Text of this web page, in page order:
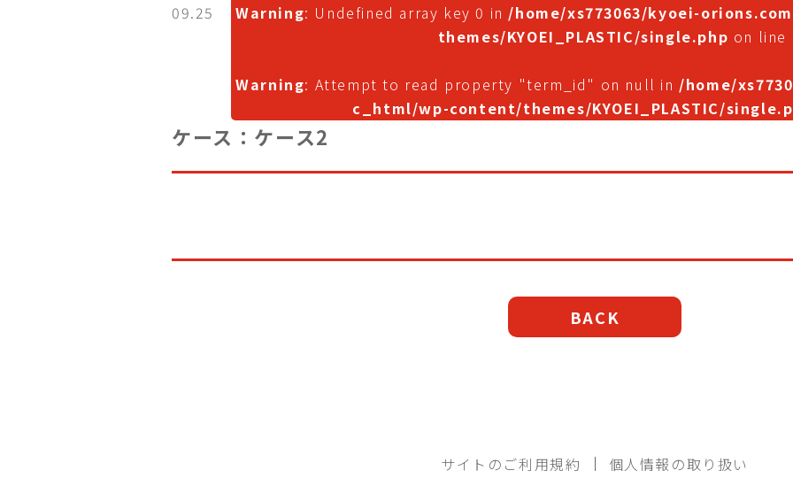
09.25
Warning: Undefined array key 0 in /home/xs773063/kyoei-
themes/KYOEI_PLASTIC/single.php on line
Warning: Attempt to read property "term_id" on null in /home/
c_html/wp-content/themes/KYOEI_PLASTIC/
ケース：ケース2
BACK
サイトのご利用規約 個人情報の取り扱い